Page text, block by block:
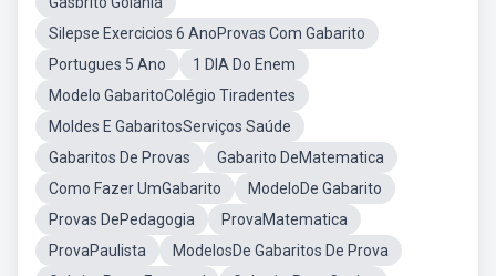
Silepse Exercicios 6 AnoProvas Com Gabarito
Portugues 5 Ano
1 DIA Do Enem
Modelo GabaritoColégio Tiradentes
Moldes E GabaritosServiços Saúde
Gabaritos De Provas
Gabarito DeMatematica
Como Fazer UmGabarito
ModeloDe Gabarito
Provas DePedagogia
ProvaMatematica
ProvaPaulista
ModelosDe Gabaritos De Prova